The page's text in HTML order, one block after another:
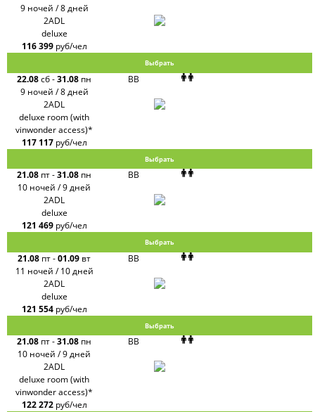
9 ночей / 8 дней
2ADL
deluxe
116 399 руб/чел
Выбрать
22.08сб-31.08 пн
9 ночей / 8 дней
BB
2ADL
deluxe room (with
vinwonder access)*
117 117 руб/чел
Выбрать
21.08 пт-31.08 пн
10 ночей / 9 дней
BB
2ADL
deluxe
121 469 руб/чел
Выбрать
21.08 пт-01.09 вт
11 ночей / 10 дней
BB
2ADL
deluxe
121 554 руб/чел
Выбрать
21.08 пт-31.08 пн
10 ночей / 9 дней
BB
2ADL
deluxe room (with
vinwonder access)*
122 272 руб/чел